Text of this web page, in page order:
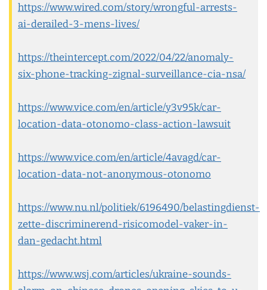
https://www.wired.com/story/wrongful-arrests-
ai-derailed-3-mens-lives/
https://theintercept.com/2022/04/22/anomaly-
six-phone-tracking-zignal-surveillance-cia-nsa/
https://www.vice.com/en/article/y3v95k/car-
location-data-otonomo-class-action-lawsuit
https://www.vice.com/en/article/4avagd/car-
location-data-not-anonymous-otonomo
https://www.nu.nl/politiek/6196490/belastingdienst-
zette-discriminerend-risicomodel-vaker-in-
dan-gedacht.html
https://www.wsj.com/articles/ukraine-sounds-